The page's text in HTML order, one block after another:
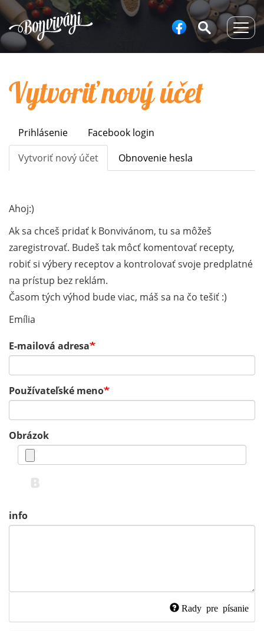
Vytvoriť nový účet
Primary
tabs
Prihlásenie
Facebook login
Vytvoriť nový účet (aktívna
karta)
Obnovenie hesla
Ahoj:)
Ak sa chceš pridať k Bonvivánom, tu sa môžeš
zaregistrovať. Budeš tak môcť komentovať recepty,
robiť si výbery receptov a kontrolovať svoje predplatné
na prístup bez reklám.
Časom tých výhod bude viac, máš sa na čo tešiť :)
Emília
E-mailová adresa
Používateľské meno
Obrázok
info
Rady pre písanie